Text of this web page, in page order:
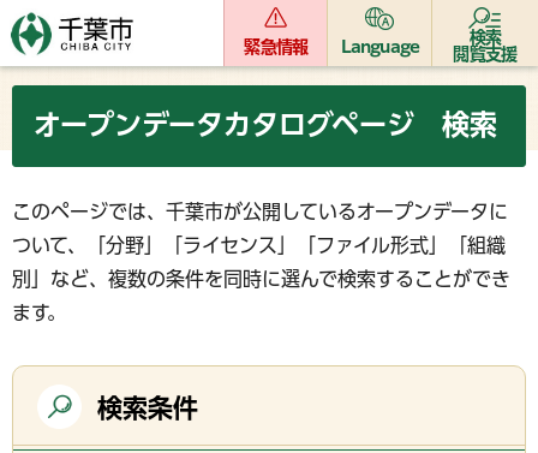
緊急情報 Language
検索
閲覧支援
オープンデータカタログページ 検索
このページでは、千葉市が公開しているオープンデータに
ついて、「分野」「ライセンス」「ファイル形式」「組織
別」など、複数の条件を同時に選んで検索することができ
ます。
検索条件